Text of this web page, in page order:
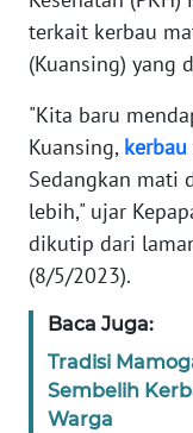
terkait kerbau
(Kuansing) yang
"Kita baru
Kuansing, kerbau
Sedangkan mati
lebih," ujar
dikutip dari
(8/5/2023).
Baca Juga:
Tradisi
Sembelih
Warga
PEDOMAN
MEDIA
REDAKSI
KARIR
DISCLAIMER
Regional